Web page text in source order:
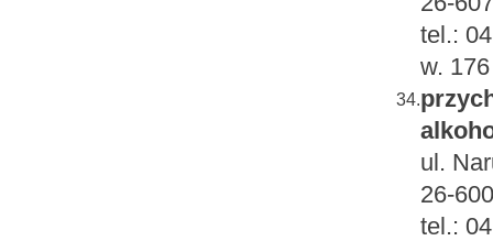
tel.:
w. 176
34.
ul.
26-
tel.: